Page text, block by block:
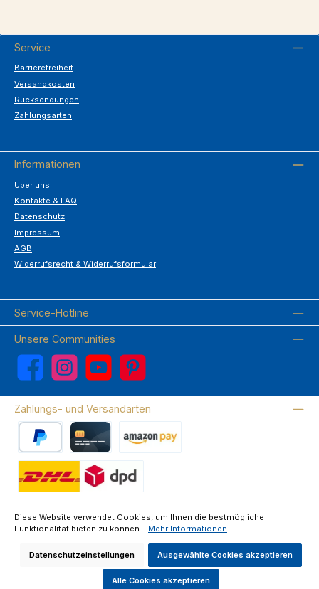
Service
Barrierefreiheit
Versandkosten
Rücksendungen
Zahlungsarten
Informationen
Über uns
Kontakte & FAQ
Datenschutz
Impressum
AGB
Widerrufsrecht & Widerrufsformular
Service-Hotline
Unsere Communities
Facebook Instagram YouTube Pinterest
Zahlungs- und Versandarten
Über uns Kontakte & FAQ Datenschutz Impressum
Alle Preise inkl. gesetzl. Mehrwertsteuer zzgl.Versandkostenund ggf.
Nachnahmegebühren, wenn nicht anders angegeben.
Diese Website verwendet Cookies, um Ihnen die bestmögliche
Funktionalität bieten zu können... Mehr Informationen.
Datenschutzeinstellungen Ausgewählte Cookies akzeptieren
Alle Cookies akzeptieren